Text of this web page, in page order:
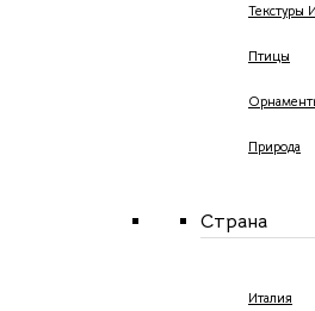
Текстуры
Птицы
Природа
Страна
Италия